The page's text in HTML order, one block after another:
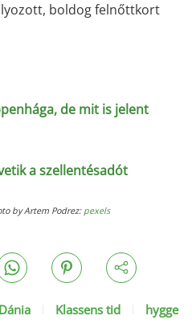
boldog felnőttkort
de mit is jelent
a szellentésadót
by Artem Podrez: pexels
Dánia Klassens tid
hygge